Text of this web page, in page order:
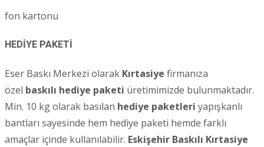
fon kartonu
HEDİYE PAKETİ
Eser Baskı Merkezi olarak Kırtasiye firmanıza
özel baskılı hediye paketi üretimimizde bulunmaktadır.
Min. 10 kg olarak basılan hediye paketleri yapışkanlı
bantları sayesinde hem hediye paketi hemde farklı
amaçlar içinde kullanılabilir. Eskişehir Baskılı Kırtasiye